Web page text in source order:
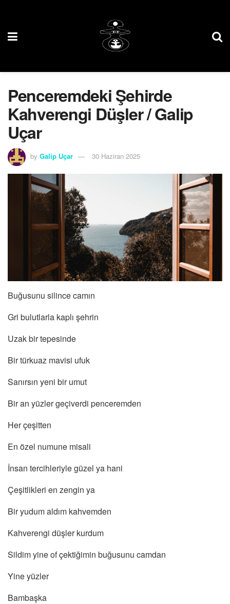
Penceremdeki Şehirde
Kahverengi Düşler / Galip
Uçar
by Galip Uçar 30 Haziran 2025
Buğusunu silince camın
Gri bulutlarla kaplı şehrin
Uzak bir tepesinde
Bir türkuaz mavisi ufuk
Sanırsın yeni bir umut
Bir an yüzler geçiverdi penceremden
Her çeşitten
En özel numune misali
İnsan tercihleriyle güzel ya hani
Çeşitlikleri en zengin ya
Bir yudum aldım kahvemden
Kahverengi düşler kurdum
Sildim yine of çektiğimin buğusunu camdan
Yine yüzler
Bambaşka